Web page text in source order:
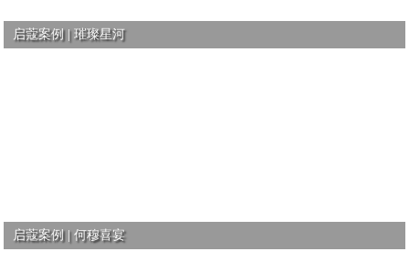
启蔻案例 | 璀璨星河
启蔻案例 | 何穆喜宴